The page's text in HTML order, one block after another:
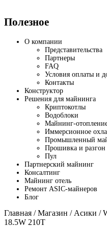
Полезное
О компании
Представительства
Партнеры
FAQ
Условия оплаты и
Контакты
Конструктор
Решения для майнинга
Криптокотлы
Водоблоки
Майнинг-
Иммерсионное
Промышленный
Прошивка и разгон
Пул
Партнерский майнинг
Консалтинг
Майнинг отель
Ремонт ASIC-майнеров
Блог
Главная /Магазин / Асики /
18.5W 210T